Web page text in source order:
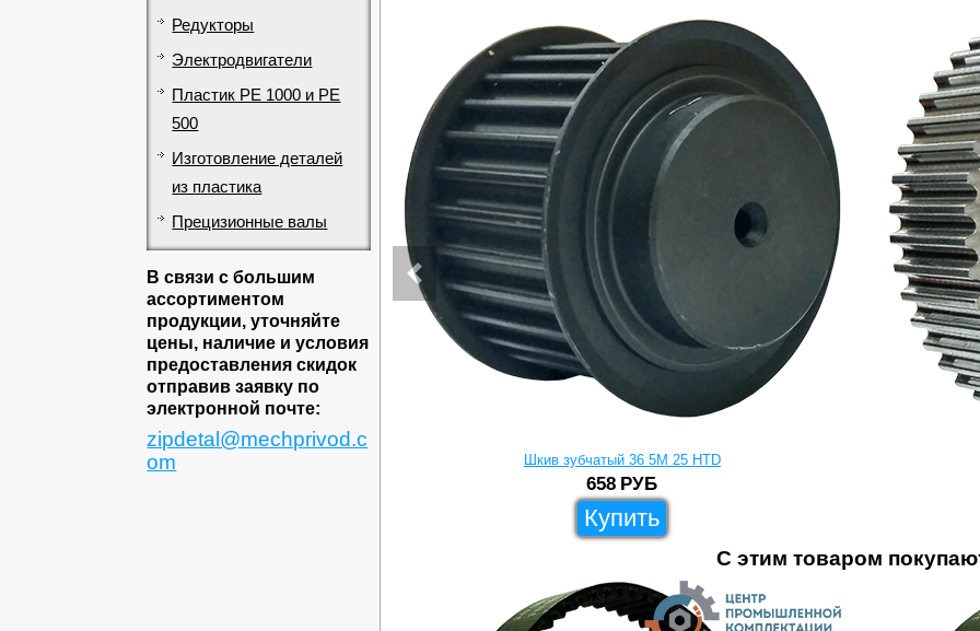
Редукторы
Электродвигатели
Пластик PE 1000 и PE
500
Изготовление деталей
из пластика
Прецизионные валы
В связи с большим
ассортиментом
продукции, уточняйте
цены, наличие и условия
предоставления скидок
отправив заявку по
электронной почте:
zipdetal@mechprivod.c
om
Шкив зубчатый 36 5M 25 HTD
658 РУБ
Купить
С этим товаром